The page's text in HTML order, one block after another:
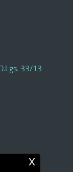
33/13
x